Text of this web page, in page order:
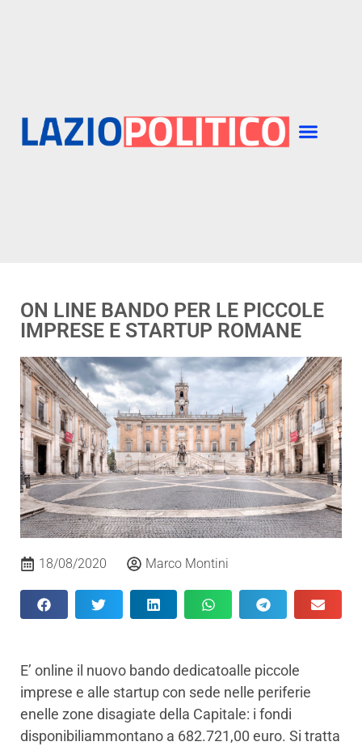
ON LINE BANDO PER LE PICCOLE
IMPRESE E STARTUP ROMANE
18/08/2020 Marco Montini
E’ online il nuovo bando dedicatoalle piccole
imprese e alle startup con sede nelle periferie
enelle zone disagiate della Capitale: i fondi
disponibiliammontano a 682.721,00 euro. Si tratta